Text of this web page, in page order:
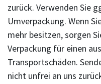
zurück. Verwenden Sie
Umverpackung. Wenn
mehr besitzen, sorgen
Verpackung für einen
Transportschäden.
nicht unfrei an uns